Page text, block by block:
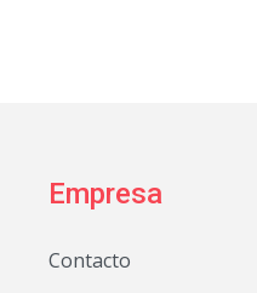
Empresa
Contacto